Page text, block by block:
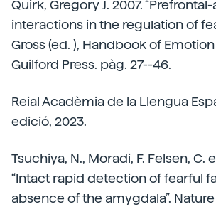
Quirk, Gregory J. 2007.
interactions in the regulation of
Gross (ed. ), Handbook of
Guilford Press. pàg. 27--46.
Reial Acadèmia de la Llengua
edició, 2023.
Tsuchiya, N., Moradi, F. Felsen, C.
“Intact rapid detection of fearful
absence of the amygdala”.